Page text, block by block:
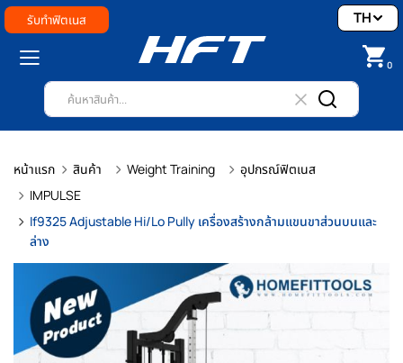
รับทำฟิตเนส
0
TH
หน้าแรก สินค้า Weight Training
อุปกรณ์ฟิตเนส
IMPULSE
If9325 Adjustable Hi/Lo Pully เครื่องสร้างกล้ามแขนขาส่วนบนและ
ล่าง